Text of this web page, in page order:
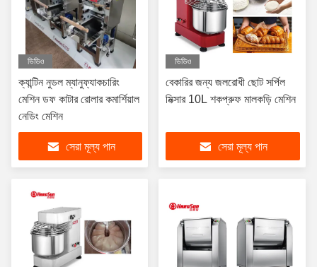
ভিডিও
ক্যান্টিন নুডল ম্যানুফ্যাকচারিং
মেশিন ডফ কাটার রোলার কমার্শিয়াল
নেডিং মেশিন
সেরা মূল্য পান
ভিডিও
বেকারির জন্য জলরোধী ছোট সর্পিল
মিক্সার 10L শকপ্রুফ মালকড়ি মেশিন
সেরা মূল্য পান